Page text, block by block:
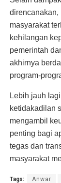
direncanakan,
masyarakat
kehilangan
pemerintah
akhirnya
program-
Lebih jauh
ketidakadilan
mengambil
penting bagi
tegas dan
masyarakat
Tags: Anwar